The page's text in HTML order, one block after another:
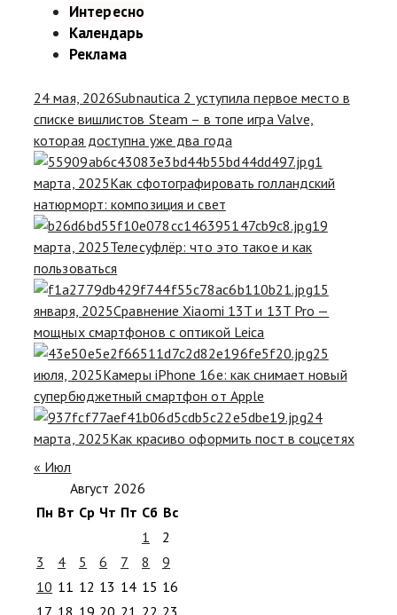
Интересно
Календарь
Реклама
24 мая, 2026Subnautica 2 уступила первое место в
списке вишлистов Steam – в топе игра Valve,
которая доступна уже два года
1
марта, 2025Как сфотографировать голландский
натюрморт: композиция и свет
19
марта, 2025Телесуфлёр: что это такое и как
пользоваться
15
января, 2025Сравнение Xiaomi 13T и 13T Pro —
мощных смартфонов с оптикой Leica
25
июля, 2025Камеры iPhone 16e: как снимает новый
супербюджетный смартфон от Apple
24
марта, 2025Как красиво оформить пост в соцсетях
« Июл
Август 2026
Пн Вт Ср Чт Пт Сб Вс
1
2
3
4 5 6 7 8
9
10 11 12 13 14 15 16
17 18 19 20 21 22 23